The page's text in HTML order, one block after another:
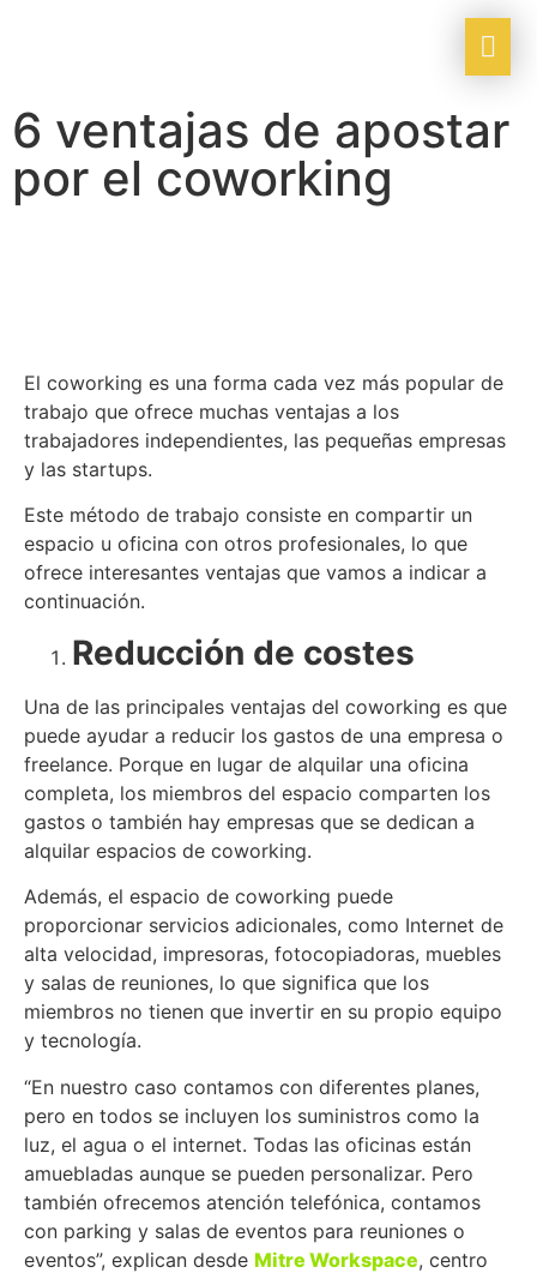
6 ventajas de apostar
por el coworking
El coworking es una forma cada vez más popular de
trabajo que ofrece muchas ventajas a los
trabajadores independientes, las pequeñas empresas
y las startups.
Este método de trabajo consiste en compartir un
espacio u oficina con otros profesionales, lo que
ofrece interesantes ventajas que vamos a indicar a
continuación.
Reducción de costes
Una de las principales ventajas del coworking es que
puede ayudar a reducir los gastos de una empresa o
freelance. Porque en lugar de alquilar una oficina
completa, los miembros del espacio comparten los
gastos o también hay empresas que se dedican a
alquilar espacios de coworking.
Además, el espacio de coworking puede
proporcionar servicios adicionales, como Internet de
alta velocidad, impresoras, fotocopiadoras, muebles
y salas de reuniones, lo que significa que los
miembros no tienen que invertir en su propio equipo
y tecnología.
“En nuestro caso contamos con diferentes planes,
pero en todos se incluyen los suministros como la
luz, el agua o el internet. Todas las oficinas están
amuebladas aunque se pueden personalizar. Pero
también ofrecemos atención telefónica, contamos
con parking y salas de eventos para reuniones o
eventos”, explican desde Mitre Workspace, centro